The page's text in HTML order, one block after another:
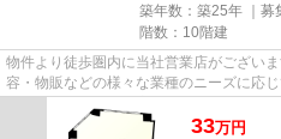
築年数：築25年 ｜募
階数：10階建
物件より徒歩圏内に当社営業店がござい
容・物販などの様々な業種のニーズに応
尚、弊社ではおとり広告は一切...
33万円